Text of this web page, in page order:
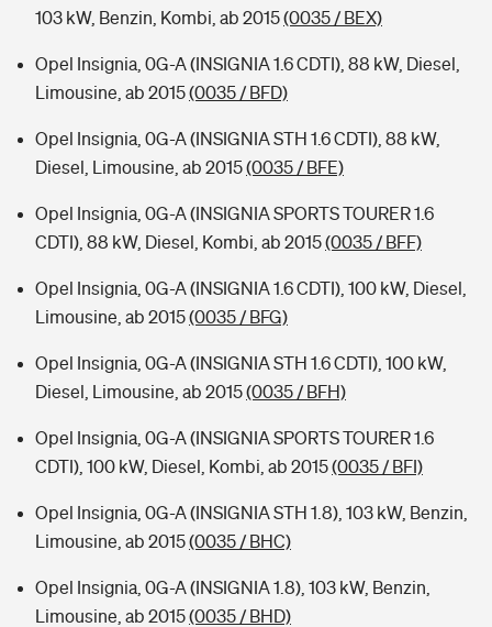
103 kW, Benzin, Kombi, ab 2015(0035 / BEX)
Opel Insignia, 0G-A (INSIGNIA 1.6 CDTI), 88 kW, Diesel,
Limousine, ab 2015(0035 / BFD)
Opel Insignia, 0G-A (INSIGNIA STH 1.6 CDTI), 88 kW,
Diesel, Limousine, ab 2015(0035 / BFE)
Opel Insignia, 0G-A (INSIGNIA SPORTS TOURER 1.6
CDTI), 88 kW, Diesel, Kombi, ab 2015(0035 / BFF)
Opel Insignia, 0G-A (INSIGNIA 1.6 CDTI), 100 kW, Diesel,
Limousine, ab 2015(0035 / BFG)
Opel Insignia, 0G-A (INSIGNIA STH 1.6 CDTI), 100 kW,
Diesel, Limousine, ab 2015(0035 / BFH)
Opel Insignia, 0G-A (INSIGNIA SPORTS TOURER 1.6
CDTI), 100 kW, Diesel, Kombi, ab 2015(0035 / BFI)
Opel Insignia, 0G-A (INSIGNIA STH 1.8), 103 kW, Benzin,
Limousine, ab 2015(0035 / BHC)
Opel Insignia, 0G-A (INSIGNIA 1.8), 103 kW, Benzin,
Limousine, ab 2015(0035 / BHD)